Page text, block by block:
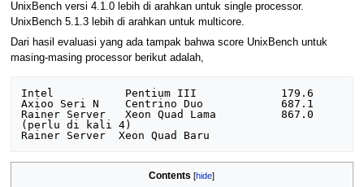
UnixBench versi 4.1.0 lebih di arahkan untuk single processor.
UnixBench 5.1.3 lebih di arahkan untuk multicore.
Dari hasil evaluasi yang ada tampak bahwa score UnixBench untuk
masing-masing processor berikut adalah,
Intel		Pentium III		179.6
Axioo Seri N	Centrino Duo		687.1
Rainer Server	Xeon Quad Lama		867.0
(perlu di kali 4)
Contents